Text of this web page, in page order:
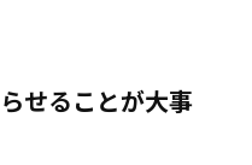
せることが大事